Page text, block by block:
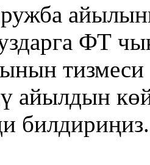
ФТ
тизмеси
айылдын